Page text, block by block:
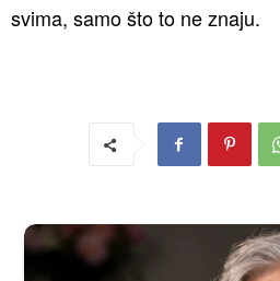
svima, samo što to ne znaju.